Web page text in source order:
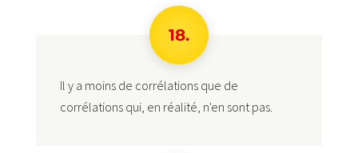
18.
Il y a moins de corrélations que de
corrélations qui, en réalité, n'en sont pas.